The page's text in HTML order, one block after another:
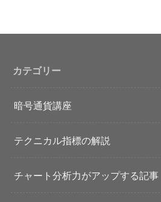
カテゴリー
暗号通貨講座
テクニカル指標の解説
チャート分析力がアップする記事